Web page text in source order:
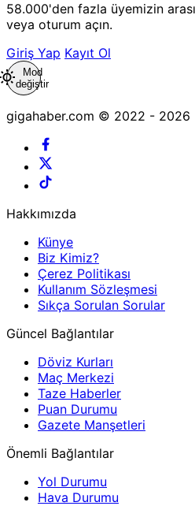
58.000'den fazla üyemizin
veya oturum açın.
Giriş Yap Kayıt Ol
Mod
değiştir
gigahaber.com © 2022 - 2026
Hakkımızda
Künye
Biz Kimiz?
Çerez Politikası
Kullanım Sözleşmesi
Sıkça Sorulan Sorular
Güncel Bağlantılar
Döviz Kurları
Maç Merkezi
Taze Haberler
Puan Durumu
Gazete Manşetleri
Önemli Bağlantılar
Yol Durumu
Hava Durumu